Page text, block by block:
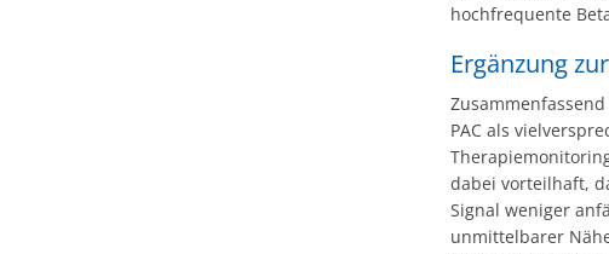
hochfrequente
Ergänzung
PAC als
dabei vorteilhaft,
Signal weniger
unmittelbarer